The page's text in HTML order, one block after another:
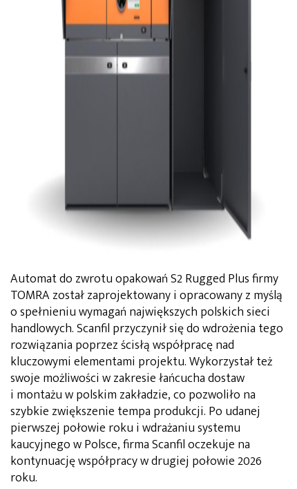
Automat do zwrotu opakowań S2 Rugged Plus firmy
TOMRA został zaprojektowany i opracowany z myślą
o spełnieniu wymagań największych polskich sieci
handlowych. Scanfil przyczynił się do wdrożenia tego
rozwiązania poprzez ścisłą współpracę nad
kluczowymi elementami projektu. Wykorzystał też
swoje możliwości w zakresie łańcucha dostaw
i montażu w polskim zakładzie, co pozwoliło na
szybkie zwiększenie tempa produkcji. Po udanej
pierwszej połowie roku i wdrażaniu systemu
kaucyjnego w Polsce, firma Scanfil oczekuje na
kontynuację współpracy w drugiej połowie 2026
roku.